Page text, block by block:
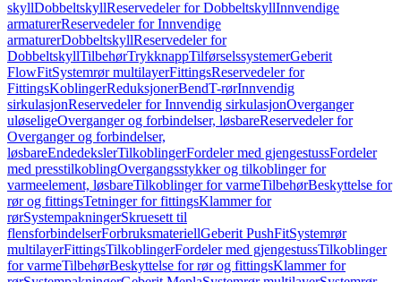
skyllDobbeltskyllReservedeler for DobbeltskyllInnvendige
armaturerReservedeler for Innvendige
armaturerDobbeltskyllReservedeler for
DobbeltskyllTilbehørTrykknappTilførselssystemerGeberit
FlowFitSystemrør multilayerFittingsReservedeler for
FittingsKoblingerReduksjonerBendT-rørInnvendig
sirkulasjonReservedeler for Innvendig sirkulasjonOverganger
uløseligeOverganger og forbindelser, løsbareReservedeler for
Overganger og forbindelser,
løsbareEndedekslerTilkoblingerFordeler med gjengestussFordeler
med presstilkoblingOvergangsstykker og tilkoblinger for
varmeelement, løsbareTilkoblinger for varmeTilbehørBeskyttelse for
rør og fittingsTetninger for fittingsKlammer for
rørSystempakningerSkruesett til
flensforbindelserForbruksmateriellGeberit PushFitSystemrør
multilayerFittingsTilkoblingerFordeler med gjengestussTilkoblinger
for varmeTilbehørBeskyttelse for rør og fittingsKlammer for